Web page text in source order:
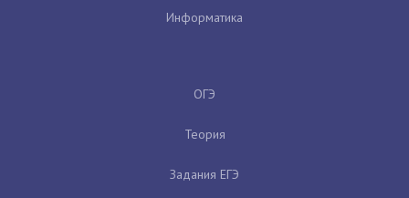
Информатика
ОГЭ
Теория
Задания ЕГЭ